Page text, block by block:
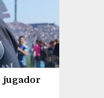
jugador